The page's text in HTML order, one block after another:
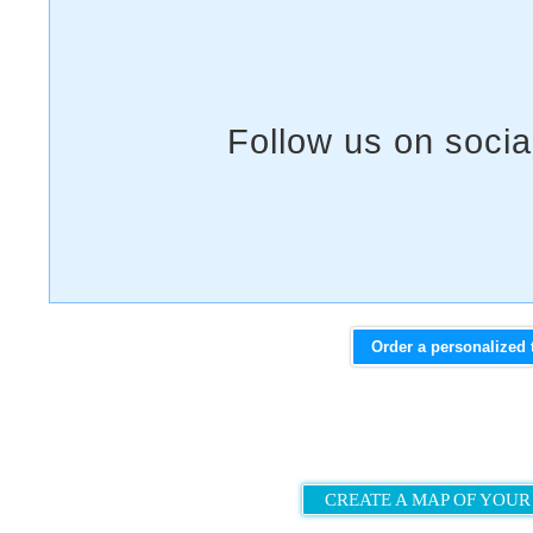
Order a personalized
CREATE A MAP OF